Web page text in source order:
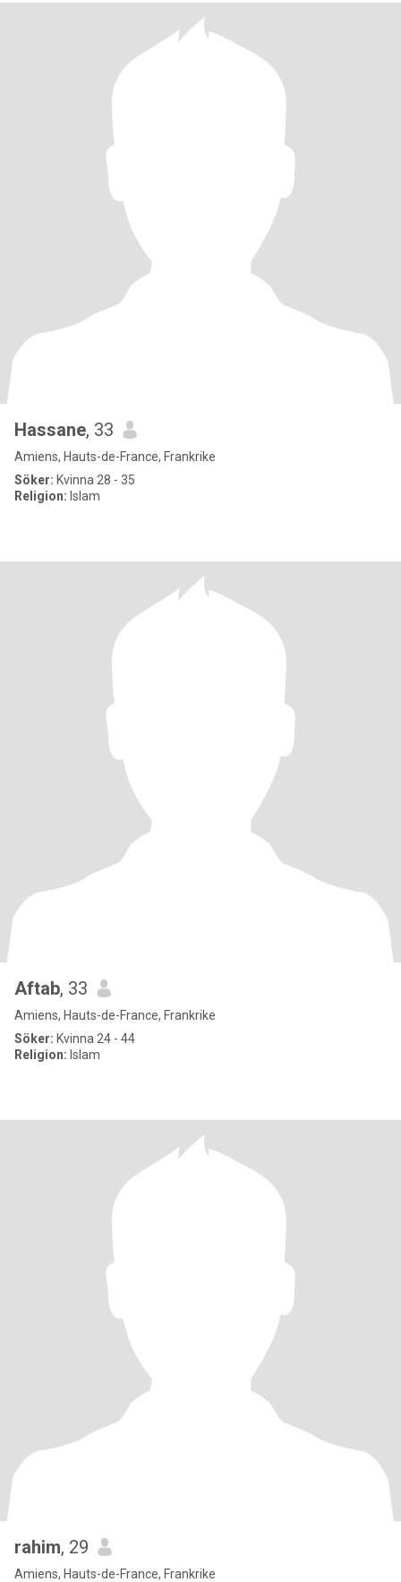
Hassane, 33
Amiens, Hauts-de-France, Frankrike
Söker: Kvinna 28 - 35
Religion: Islam
Aftab, 33
Amiens, Hauts-de-France, Frankrike
Söker: Kvinna 24 - 44
Religion: Islam
rahim, 29
Amiens, Hauts-de-France, Frankrike